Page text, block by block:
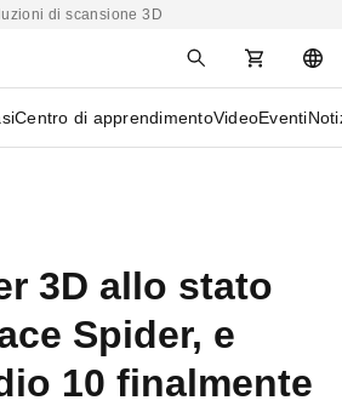
di scansione 3D
Centro di apprendimentoVideoEventi
3D allo stato
Spider, e
10 finalmente